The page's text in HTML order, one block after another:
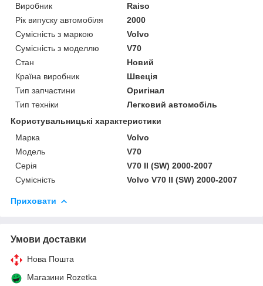
Виробник
Raiso
Рік випуску автомобіля
2000
Сумісність з маркою
Volvo
Сумісність з моделлю
V70
Стан
Новий
Країна виробник
Швеція
Тип запчастини
Оригінал
Тип техніки
Легковий автомобіль
Користувальницькі характеристики
Марка
Volvo
Мoдель
V70
Серія
V70 II (SW) 2000-2007
Сумісність
Volvo V70 II (SW) 2000-2007
Приховати
Умови доставки
Нова Пошта
Магазини Rozetka